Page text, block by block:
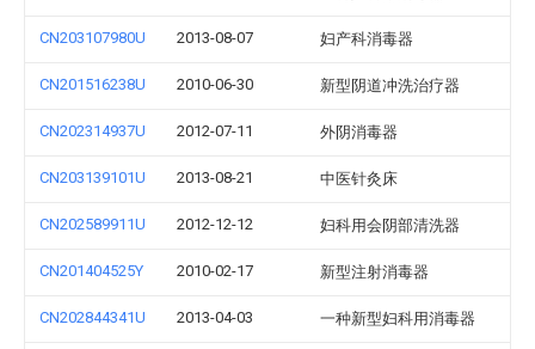
CN203107980U 2013-08-07 妇产科消毒器
CN201516238U 2010-06-30 新型阴道冲洗治疗器
CN202314937U 2012-07-11 外阴消毒器
CN203139101U 2013-08-21 中医针灸床
CN202589911U 2012-12-12 妇科用会阴部清洗器
CN201404525Y 2010-02-17 新型注射消毒器
CN202844341U 2013-04-03 一种新型妇科用消毒器